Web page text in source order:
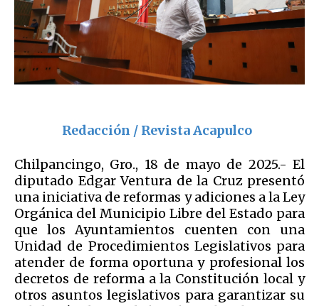
Redacción / Revista Acapulco
Chilpancingo, Gro., 18 de mayo de 2025.- El
diputado Edgar Ventura de la Cruz presentó
una iniciativa de reformas y adiciones a la Ley
Orgánica del Municipio Libre del Estado para
que los Ayuntamientos cuenten con una
Unidad de Procedimientos Legislativos para
atender de forma oportuna y profesional los
decretos de reforma a la Constitución local y
otros asuntos legislativos para garantizar su